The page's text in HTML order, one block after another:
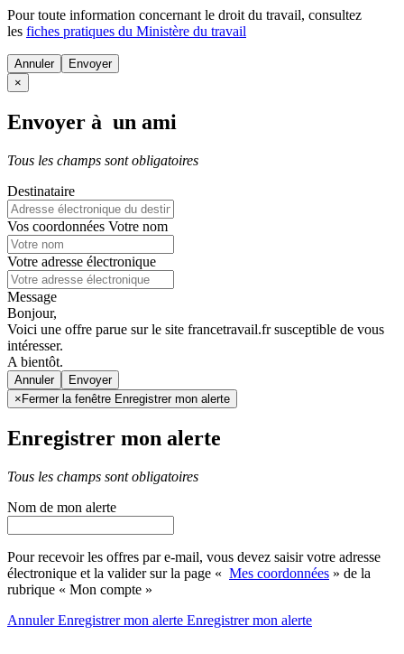
Pour toute information concernant le droit du travail, consultez
les fiches pratiques du Ministère du travail
Annuler
×
Envoyer à un ami
Tous les champs sont obligatoires
Destinataire
Vos coordonnées Votre nom
Votre adresse électronique
Message
Bonjour,
Voici une offre parue sur le site francetravail.fr susceptible de vous
intéresser.
A bientôt.
Annuler
× Fermer la fenêtre Enregistrer mon alerte
Enregistrer mon alerte
Tous les champs sont obligatoires
Nom de mon alerte
Pour recevoir les offres par e-mail, vous devez saisir votre adresse
électronique et la valider sur la page « Mes coordonnées » de la
rubrique « Mon compte »
AnnulerEnregistrer mon alerte Enregistrermon alerte